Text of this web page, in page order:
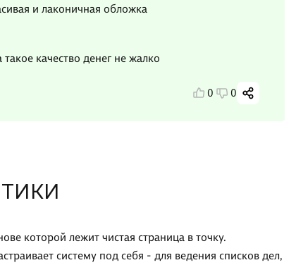
которой лежит чистая страница в точку.
систему под себя - для ведения списков дел,
и лаконичная обложка
качество денег не жалко
0 0